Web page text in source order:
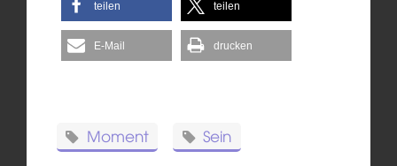
teilen teilen
E-Mail drucken
Moment Sein